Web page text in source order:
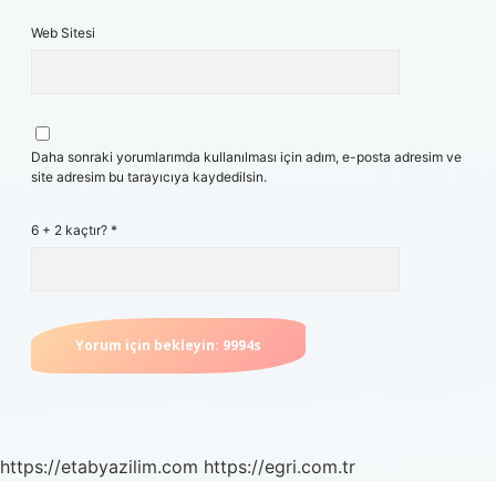
Web Sitesi
Daha sonraki yorumlarımda kullanılması için adım, e-posta adresim ve
site adresim bu tarayıcıya kaydedilsin.
6 + 2 kaçtır? *
https://etabyazilim.com https://egri.com.tr